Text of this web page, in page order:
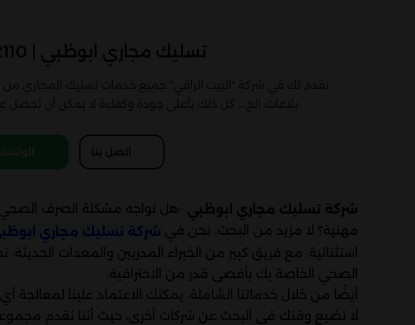
تسليك مجاري ابوظبي | 0545892110
اتصل بنا
شركة تسليك مجاري ابوظبي -هل تواجه مشكلة الصرف
مهنية؟ لا مزيد من البحث. نحن في شركة تسليك مجاري
استثنائية. مع فريق كبير من الخبراء المدربين والمعدات
الصحي الخاصة بك بأقصى قدر من الاحترافية.
أيضًا من خلال خدماتنا الشاملة، يمكنك الاعتماد علينا
لا تضيع وقتك في البحث عن شركات أخرى، حيث أننا نقدم